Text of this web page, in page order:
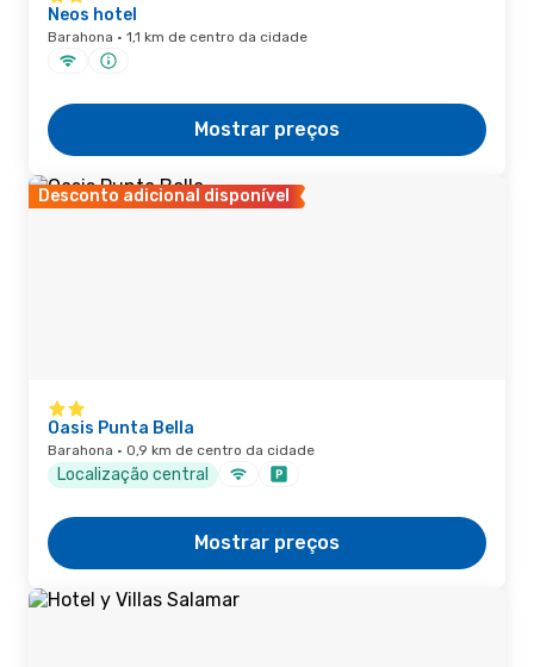
Neos hotel
Barahona · 1,1 km de centro da cidade
Mostrar preços
Desconto adicional disponível
Oasis Punta Bella
Barahona · 0,9 km de centro da cidade
Localização central
Mostrar preços